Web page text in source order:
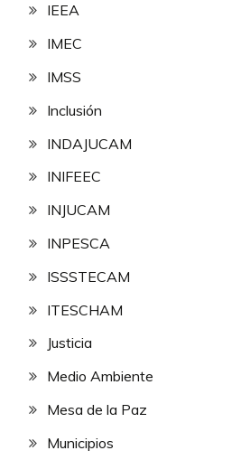
IEEA
IMEC
IMSS
Inclusión
INDAJUCAM
INIFEEC
INJUCAM
INPESCA
ISSSTECAM
ITESCHAM
Justicia
Medio Ambiente
Mesa de la Paz
Municipios